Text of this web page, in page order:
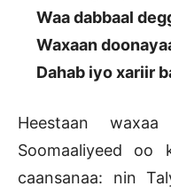
Waa dabbaal
Waxaan
Dahab iyo xariir
Heestaan
Soomaaliyeed oo
caansanaa: nin